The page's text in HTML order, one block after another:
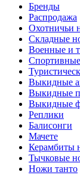
Бренды
Распродажа
Охотничьи
Складные
Военные и
Выкидные
Выкидные
Выкидные
Реплики
Балисонги
Мачете
Керамбиты
Тычковые
Ножи танто